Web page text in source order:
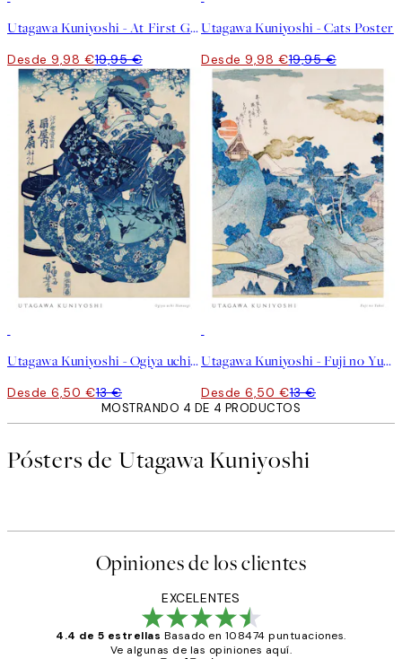
Utagawa Kuniyoshi - At First Glance Poster
Desde 9,98 €19,95 €
Utagawa Kuniyoshi - Cats Poster
Desde 9,98 €19,95 €
Utagawa Kuniyoshi - Ogiya uchi Hanaogi Poster
Desde 6,50 €13 €
Utagawa Kuniyoshi - Fuji no Yukei Poster
Desde 6,50 €13 €
MOSTRANDO 4 DE 4 PRODUCTOS
Pósters de Utagawa Kuniyoshi
Opiniones de los clientes
EXCELENTES
4.4 de 5 estrellas Basado en 108474 puntuaciones.
Ve algunas de las opiniones aquí.